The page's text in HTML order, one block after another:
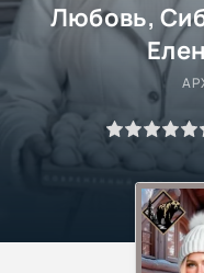
Любовь,